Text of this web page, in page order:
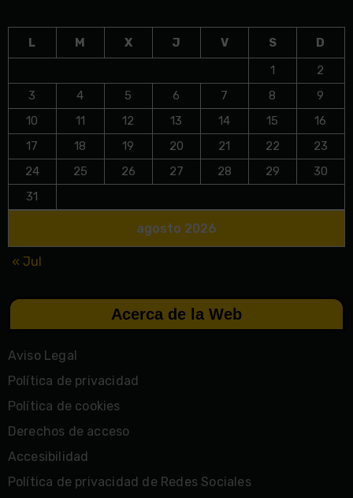
agosto 2026
L M X J V S
D
1
2
3
4 5 6 7 8
9
10
11 12 13 14 15
16
17
18 19 20 21 22
23
24
25 26 27 28 29
30
31
« Jul
Acerca de la Web
Aviso Legal
Política de privacidad
Política de cookies
Derechos de acceso
Accesibilidad
Política de privacidad de Redes Sociales